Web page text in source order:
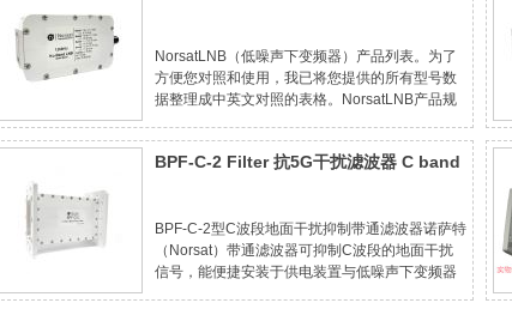
降频器 高频头
NorsatLNB（低噪声下变频器）产品列表。为了
方便您对照和使用，我已将您提供的所有型号数
据整理成中英文对照的表格。NorsatLNB产品规
型号(Model)频率范围(FrequencyRange)噪声系
数(NoiseFigure)LO稳定性(LOSt
BPF-C-2 Filter 抗5G干扰滤波器 C band
BPF-C-2型C波段地面干扰抑制带通滤波器诺萨特
（Norsat）带通滤波器可抑制C波段的地面干扰
信号，能便捷安装于供电装置与低噪声下变频器